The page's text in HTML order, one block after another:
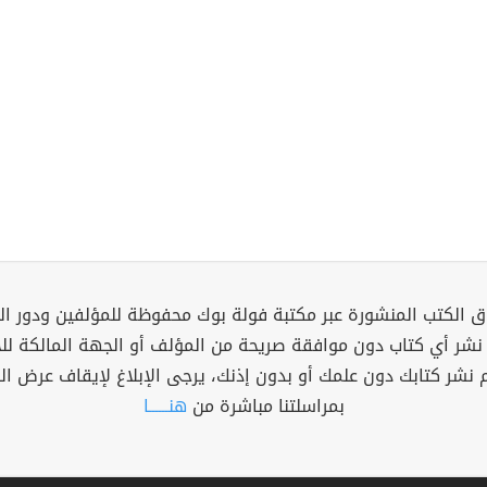
الكتب المنشورة عبر مكتبة فولة بوك محفوظة للمؤلفين ودور
نشر أي كتاب دون موافقة صريحة من المؤلف أو الجهة المالكة
نشر كتابك دون علمك أو بدون إذنك، يرجى الإبلاغ لإيقاف عرض
بمراسلتنا مباشرة من هنــــــا